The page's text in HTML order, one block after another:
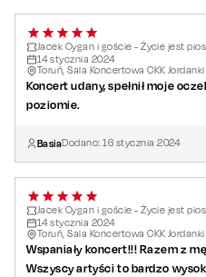
Jacek Cygan i goście - Życie jest
14stycznia 2024
Toruń, Sala Koncertowa CKK Jordanki
Koncert udany, spełnił moje
poziomie.
BasiaDodano:16 stycznia 2024
Jacek Cygan i goście - Życie jest
14stycznia 2024
Toruń, Sala Koncertowa CKK Jordanki
Wspaniały koncert!!! Razem z
Wszyscy artyści to bardzo